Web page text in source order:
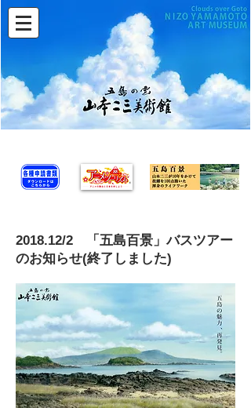
2018.12/2 「五島百景」バスツアー
のお知らせ(終了しました)